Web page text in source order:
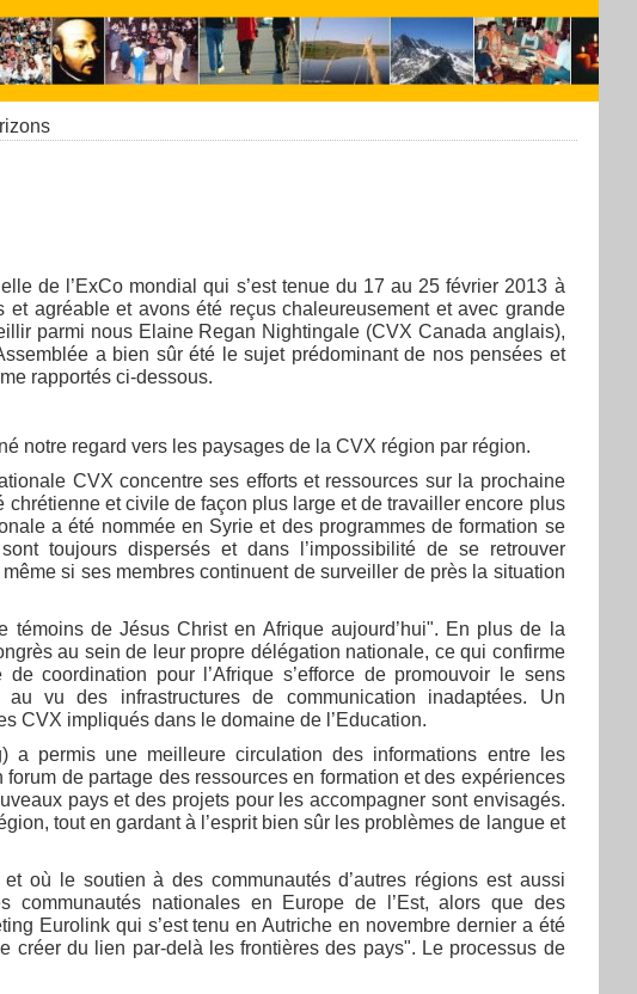
de l’ExCo mondial qui s’est tenue du 17 au 25 février 2013 à
agréable et avons été reçus chaleureusement et avec grande
parmi nous Elaine Regan Nightingale (CVX Canada anglais),
a bien sûr été le sujet prédominant de nos pensées et
rapportés ci-dessous.
notre regard vers les paysages de la CVX région par région.
CVX concentre ses efforts et ressources sur la prochaine
et civile de façon plus large et de travailler encore plus
a été nommée en Syrie et des programmes de formation se
toujours dispersés et dans l’impossibilité de se retrouver
si ses membres continuent de surveiller de près la situation
de Jésus Christ en Afrique aujourd’hui". En plus de la
au sein de leur propre délégation nationale, ce qui confirme
coordination pour l’Afrique s’efforce de promouvoir le sens
vu des infrastructures de communication inadaptées. Un
CVX impliqués dans le domaine de l’Education.
a permis une meilleure circulation des informations entre les
de partage des ressources en formation et des expériences
pays et des projets pour les accompagner sont envisagés.
tout en gardant à l’esprit bien sûr les problèmes de langue et
où le soutien à des communautés d’autres régions est aussi
communautés nationales en Europe de l’Est, alors que des
Eurolink qui s’est tenu en Autriche en novembre dernier a été
du lien par-delà les frontières des pays". Le processus de